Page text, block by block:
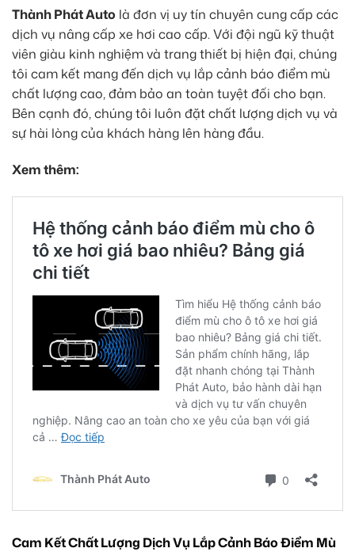
Thành Phát Auto là đơn vị uy tín chuyên cung cấp các
dịch vụ nâng cấp xe hơi cao cấp. Với đội ngũ kỹ thuật
viên giàu kinh nghiệm và trang thiết bị hiện đại, chúng
tôi cam kết mang đến dịch vụ lắp cảnh báo điểm mù
chất lượng cao, đảm bảo an toàn tuyệt đối cho bạn.
Bên cạnh đó, chúng tôi luôn đặt chất lượng dịch vụ và
sự hài lòng của khách hàng lên hàng đầu.
Xem thêm:
Cam Kết Chất Lượng Dịch Vụ Lắp Cảnh Báo Điểm Mù